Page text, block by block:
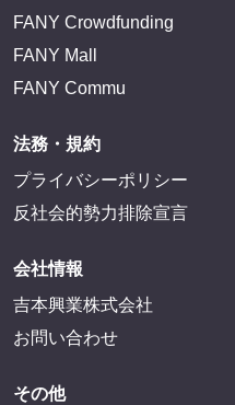
FANY Crowdfunding
FANY Mall
FANY Commu
法務・規約
プライバシーポリシー
反社会的勢力排除宣言
会社情報
吉本興業株式会社
お問い合わせ
その他